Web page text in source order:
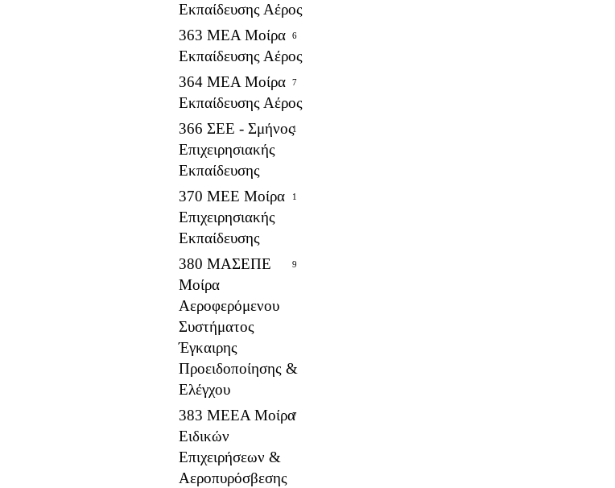
Εκπαίδευσης Αέρος
363 ΜΕΑ Μοίρα
Εκπαίδευσης Αέρος
6
364 ΜΕΑ Μοίρα
Εκπαίδευσης Αέρος
7
366 ΣΕΕ - Σμήνος
Επιχειρησιακής
Εκπαίδευσης
1
370 ΜΕΕ Μοίρα
Επιχειρησιακής
Εκπαίδευσης
1
380 ΜΑΣΕΠΕ
Μοίρα
Αεροφερόμενου
Συστήματος
Έγκαιρης
Προειδοποίησης &
Ελέγχου
9
383 ΜΕΕΑ Μοίρα
Ειδικών
Επιχειρήσεων &
Αεροπυρόσβεσης
7